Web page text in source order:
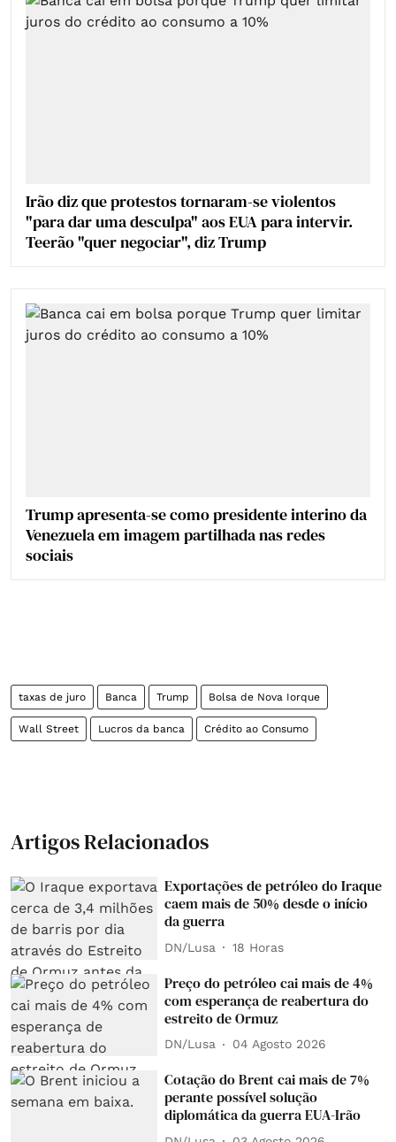
Irão diz que protestos tornaram-se violentos
"para dar uma desculpa" aos EUA para intervir.
Teerão "quer negociar", diz Trump
Trump apresenta-se como presidente interino da
Venezuela em imagem partilhada nas redes
sociais
taxas de juro Banca Trump Bolsa de Nova Iorque
Wall Street Lucros da banca Crédito ao Consumo
Artigos Relacionados
Exportações de petróleo do Iraque
caem mais de 50% desde o início
da guerra
DN/Lusa 18 Horas
Preço do petróleo cai mais de 4%
com esperança de reabertura do
estreito de Ormuz
DN/Lusa 04 Agosto 2026
Cotação do Brent cai mais de 7%
perante possível solução
diplomática da guerra EUA-Irão